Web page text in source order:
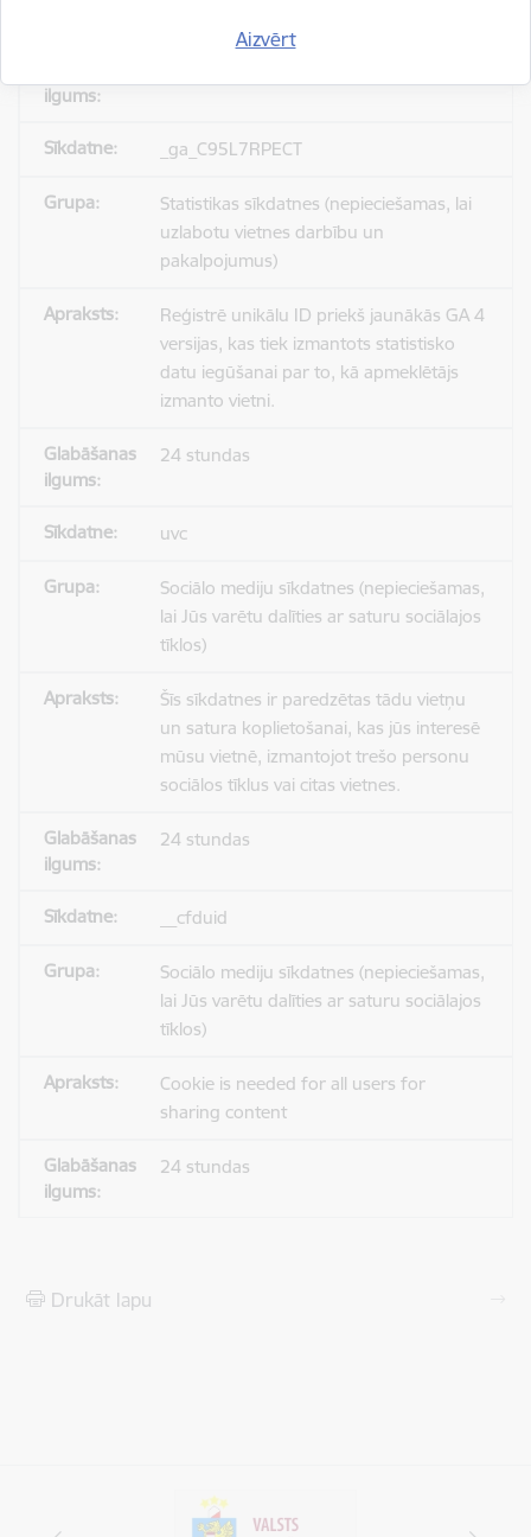
Aizvērt
_ga_C95L7RPECT
Statistikas sīkdatnes (nepieciešamas, lai
uzlabotu vietnes darbību un
pakalpojumus)
Reģistrē unikālu ID priekš jaunākās GA 4
versijas, kas tiek izmantots statistisko
datu iegūšanai par to, kā apmeklētājs
izmanto vietni.
24 stundas
uvc
Sociālo mediju sīkdatnes (nepieciešamas,
lai Jūs varētu dalīties ar saturu sociālajos
tīklos)
Šīs sīkdatnes ir paredzētas tādu vietņu
un satura koplietošanai, kas jūs interesē
mūsu vietnē, izmantojot trešo personu
sociālos tīklus vai citas vietnes.
24 stundas
__cfduid
Sociālo mediju sīkdatnes (nepieciešamas,
lai Jūs varētu dalīties ar saturu sociālajos
tīklos)
Cookie is needed for all users for
sharing content
24 stundas
Drukāt lapu